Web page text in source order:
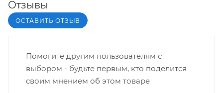
Отзывы
ОСТАВИТЬ ОТЗЫВ
Помогите другим пользователям с
выбором - будьте первым, кто поделится
своим мнением об этом товаре